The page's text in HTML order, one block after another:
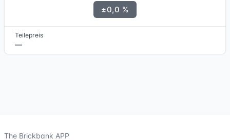
±0,0 %
Teilepreis
—
The Brickbank APP